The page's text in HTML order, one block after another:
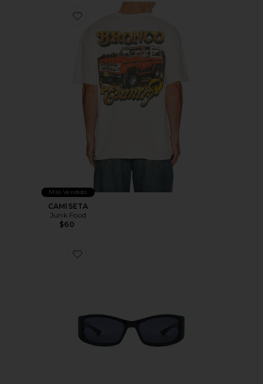
Favorite CAMISETA
Más Vendido
CAMISETA
Junk Food
$60
Favorite GAFAS DE SOL DU JOUR